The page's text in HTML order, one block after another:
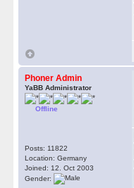
Phoner Admin
YaBB Administrator
Offline
Posts: 11822
Location: Germany
Joined: 12. Oct 2003
Gender: